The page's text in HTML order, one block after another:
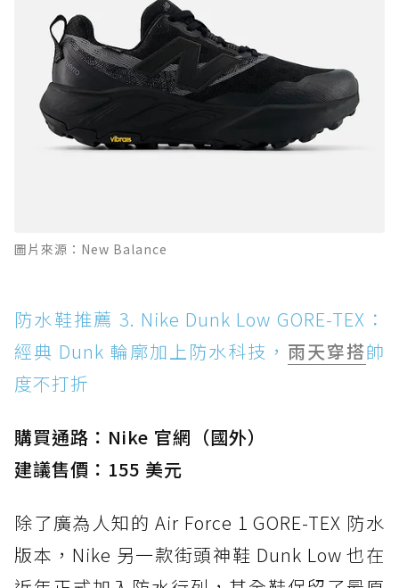
圖片來源：New Balance
防水鞋推薦 3. Nike Dunk Low GORE-TEX：
經典 Dunk 輪廓加上防水科技， 雨天穿搭帥
度不打折
購買通路：Nike 官網（國外）
建議售價：155 美元
除了廣為人知的 Air Force 1 GORE-TEX 防水
版本，Nike 另一款街頭神鞋 Dunk Low 也在